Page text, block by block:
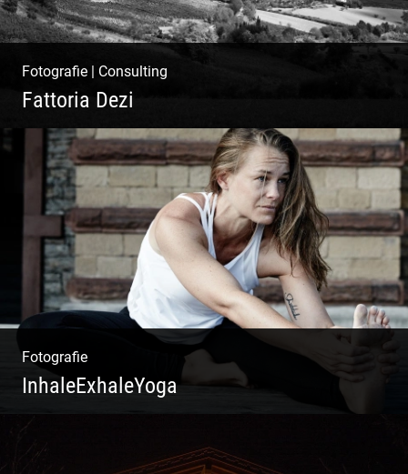
Fotografie | Consulting
Fattoria Dezi
Konzeption & Gestaltung |
Übersetzung & Medien | Fotografie &
Texting | Feine Weine
Fotografie
InhaleExhaleYoga
Crossover Stil | Körper & Geist